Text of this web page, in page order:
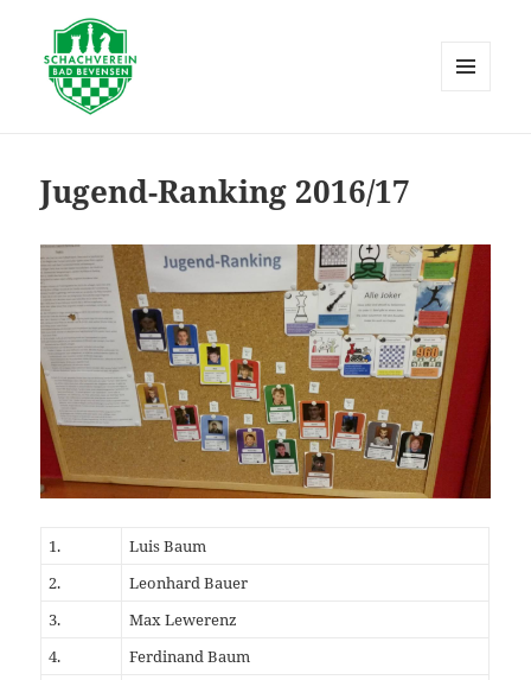
Jugend-Ranking 2016/17
1.
Luis Baum
2.
Leonhard Bauer
3.
Max Lewerenz
4.
Ferdinand Baum